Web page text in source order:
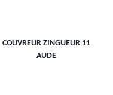
COUVREUR ZINGUEUR 11
AUDE